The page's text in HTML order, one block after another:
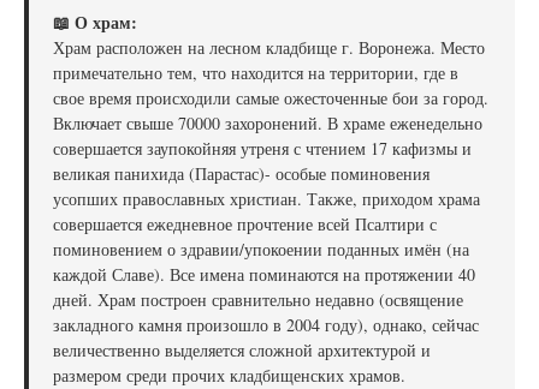
📖 О храм:
Храм расположен на лесном кладбище г. Воронежа. Место
примечательно тем, что находится на территории, где в
свое время происходили самые ожесточенные бои за город.
Включает свыше 70000 захоронений. В храме еженедельно
совершается заупокойняя утреня с чтением 17 кафизмы и
великая панихида (Парастас)- особые поминовения
усопших православных христиан. Также, приходом храма
совершается ежедневное прочтение всей Псалтири с
поминовением о здравии/упокоении поданных имён (на
каждой Славе). Все имена поминаются на протяжении 40
дней. Храм построен сравнительно недавно (освящение
закладного камня произошло в 2004 году), однако, сейчас
величественно выделяется сложной архитектурой и
размером среди прочих кладбищенских храмов.